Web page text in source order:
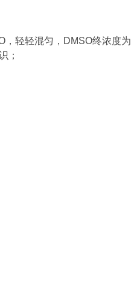
，轻轻混匀，DMSO终浓度为
；